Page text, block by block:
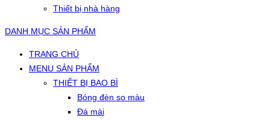
Thiết bị nhà hàng
DANH MỤC SẢN PHẨM
TRANG CHỦ
MENU SẢN PHẨM
THIẾT BỊ BAO BÌ
Bóng đèn so màu
Đá mài